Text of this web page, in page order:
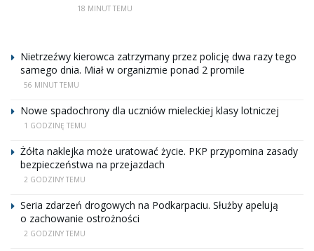
18 MINUT TEMU
Nietrzeźwy kierowca zatrzymany przez policję dwa razy tego
samego dnia. Miał w organizmie ponad 2 promile
56 MINUT TEMU
Nowe spadochrony dla uczniów mieleckiej klasy lotniczej
1 GODZINĘ TEMU
Żółta naklejka może uratować życie. PKP przypomina zasady
bezpieczeństwa na przejazdach
2 GODZINY TEMU
Seria zdarzeń drogowych na Podkarpaciu. Służby apelują
o zachowanie ostrożności
2 GODZINY TEMU